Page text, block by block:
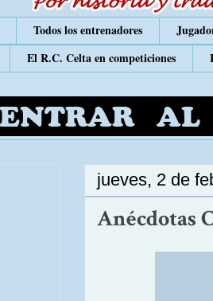
Todos los entrenadores
El R.C. Celta en competiciones
jueves, 2 de
Anécdotas